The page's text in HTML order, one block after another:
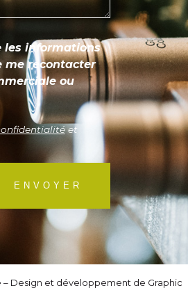
les informations
me recontacter
ou
et
– Design et développement de Graphic